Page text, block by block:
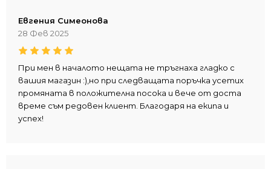
Евгения Симеонова
28 Фев 2025
При мен в началото нещата не тръгнаха гладко с
вашия магазин :),но при следващата поръчка усетих
промяната в положителна посока и вече от доста
време съм редовен клиент. Благодаря на екипа и
успех!